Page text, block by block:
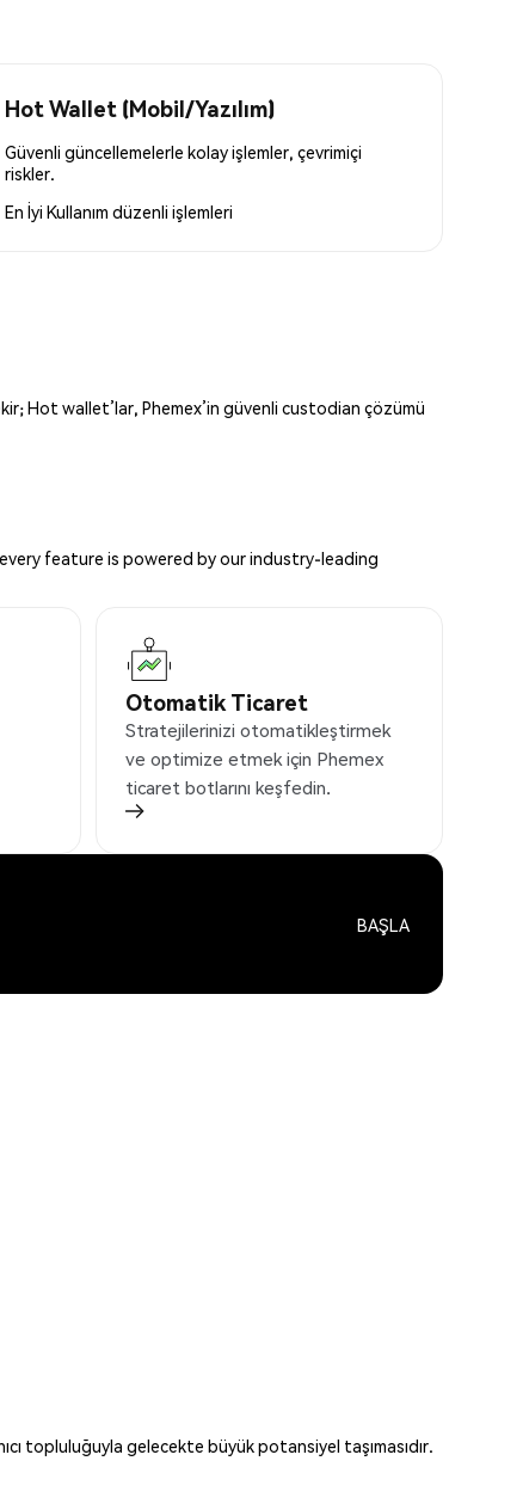
Hot Wallet (Mobil/Yazılım)
Güvenli güncellemelerle kolay işlemler, çevrimiçi
riskler.
En İyi Kullanım düzenli işlemleri
Hot wallet’lar, Phemex’in güvenli custodian çözümü
feature is powered by our industry-leading
Otomatik Ticaret
Stratejilerinizi otomatikleştirmek
ve optimize etmek için Phemex
ticaret botlarını keşfedin.
BAŞLA
topluluğuyla gelecekte büyük potansiyel taşımasıdır.